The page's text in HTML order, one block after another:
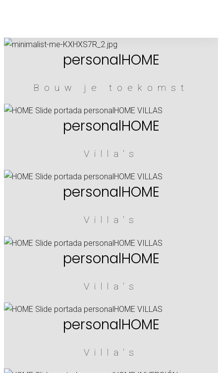
personalHOME
Bouw je toekomst
personalHOME
Villa's
personalHOME
Villa's
personalHOME
Villa's
personalHOME
Villa's